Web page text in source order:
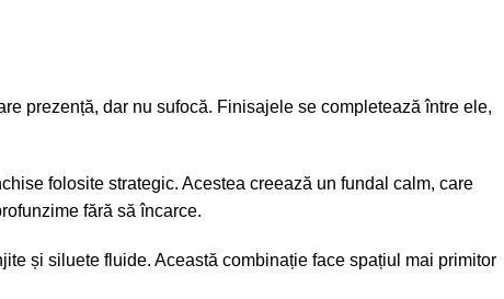
prezență, dar nu sufocă. Finisajele se completează între ele,
folosite strategic. Acestea creează un fundal calm, care
fără să încarce.
și siluete fluide. Această combinație face spațiul mai primitor